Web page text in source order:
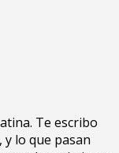
Te escribo
y lo que pasan